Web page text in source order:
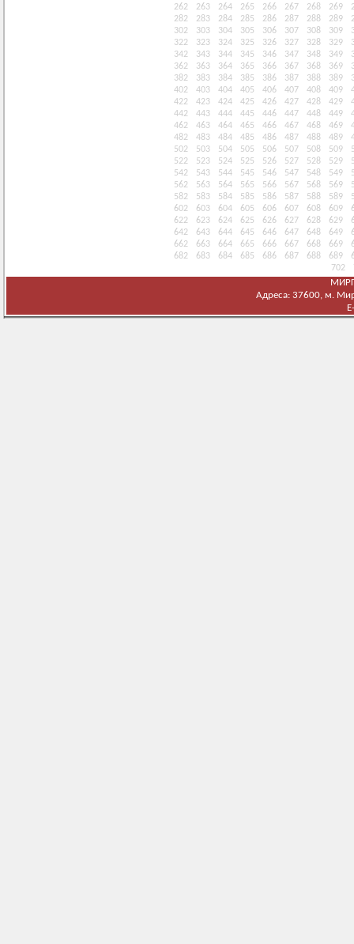
262 263 264 265 266 267 268 269
282
283 284 285 286 287 288 289
302
303 304 305 306 307 308 309
322
323 324 325 326 327 328 329
342
343 344 345 346 347 348 349
362
363 364 365 366 367 368 369
382
383 384 385 386 387 388 389
402
403 404 405 406 407 408 409
422
423 424 425 426 427 428 429
442
443 444 445 446 447 448 449
462
463 464 465 466 467 468 469
482
483 484 485 486 487 488 489
502
503 504 505 506 507 508 509
522
523 524 525 526 527 528 529
542
543 544 545 546 547 548 549
562
563 564 565 566 567 568 569
582
583 584 585 586 587 588 589
602
603 604 605 606 607 608 609
622
623 624 625 626 627 628 629
642
643 644 645 646 647 648 649
662
663 664 665 666 667 668 669
682
683 684 685 686 687 688 689
702
Адреса: 37600, м.